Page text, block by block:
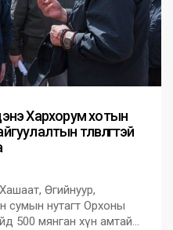
Хархорум хотын
төлөвлөгөөтэй
Өгийнуур,
сумын нутагт Орхоны
500 мянган хүн амтай…